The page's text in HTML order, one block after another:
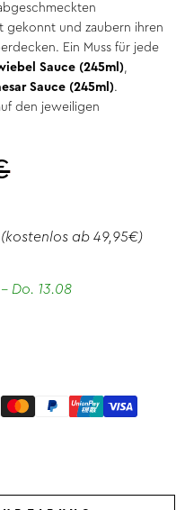
gekonnt und zaubern ihren
Ein Muss für jede
Sauce (245ml)
Sauce (245ml).
den jeweiligen
(kostenlos ab 49,95€)
Do. 13.08